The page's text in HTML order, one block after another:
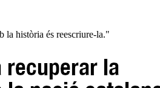
la història és reescriure-la."